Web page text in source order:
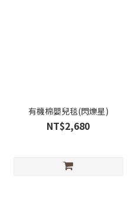
有機棉嬰兒毯(閃爍星)
NT$2,680